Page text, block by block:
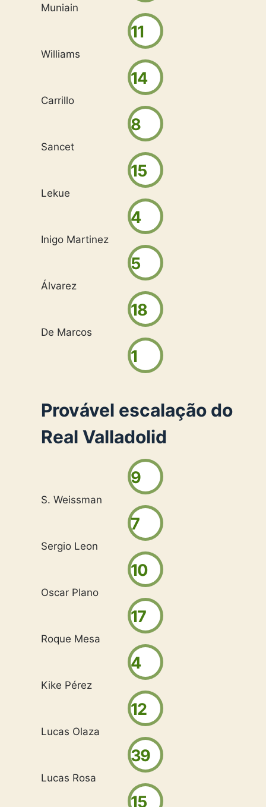
Muniain
11
Williams
14
Carrillo
8
Sancet
15
Lekue
4
Inigo Martinez
5
Álvarez
18
De Marcos
1
Provável escalação do
Real Valladolid
9
S. Weissman
7
Sergio Leon
10
Oscar Plano
17
Roque Mesa
4
Kike Pérez
12
Lucas Olaza
39
Lucas Rosa
15